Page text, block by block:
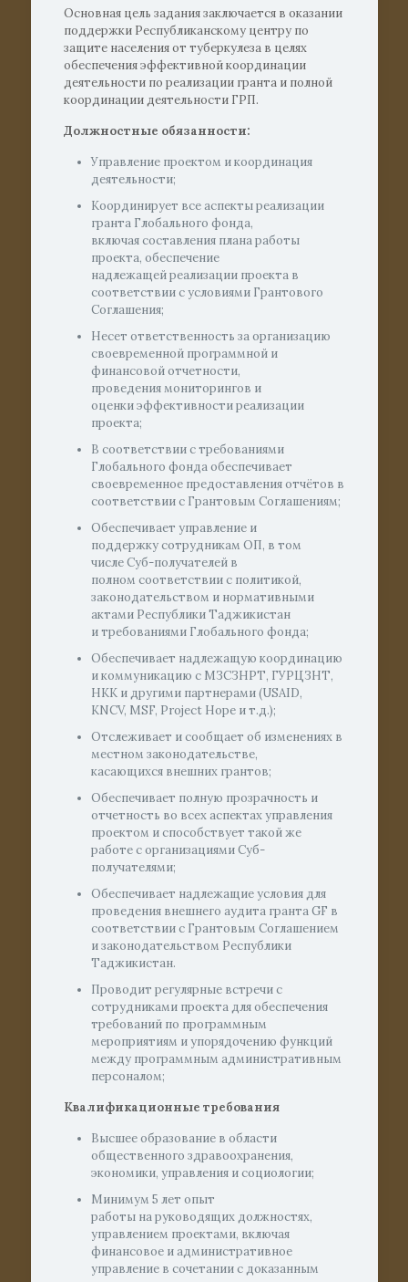
Основная цель задания заключается в оказании
поддержки Республиканскому центру по
защите населения от туберкулеза в целях
обеспечения эффективной координации
деятельности по реализации гранта и полной
координации деятельности ГРП.
Должностные обязанности:
Управление проектом и координация
деятельности;
Координирует все аспекты реализации
гранта Глобального фонда,
включая составления плана работы
проекта, обеспечение
надлежащей реализации проекта в
соответствии с условиями Грантового
Соглашения;
Несет ответственность за организацию
своевременной программной и
финансовой отчетности,
проведения мониторингов и
оценки эффективности реализации
проекта;
В соответствии с требованиями
Глобального фонда обеспечивает
своевременное предоставления отчётов в
соответствии с Грантовым Соглашениям;
Обеспечивает управление и
поддержку сотрудникам ОП, в том
числе Суб-получателей в
полном соответствии с политикой,
законодательством и нормативными
актами Республики Таджикистан
и требованиями Глобального фонда;
Обеспечивает надлежащую координацию
и коммуникацию с МЗСЗНРТ, ГУРЦЗНТ,
НКК и другими партнерами (USAID,
KNCV, MSF, Project Hope и т.д.);
Отслеживает и сообщает об изменениях в
местном законодательстве,
касающихся внешних грантов;
Обеспечивает полную прозрачность и
отчетность во всех аспектах управления
проектом и способствует такой же
работе с организациями Суб-
получателями;
Обеспечивает надлежащие условия для
проведения внешнего аудита гранта GF в
соответствии с Грантовым Соглашением
и законодательством Республики
Таджикистан.
Проводит регулярные встречи с
сотрудниками проекта для обеспечения
требований по программным
мероприятиям и упорядочению функций
между программным административным
персоналом;
Квалификационные требования
Высшее образование в области
общественного здравоохранения,
экономики, управления и социологии;
Минимум 5 лет опыт
работы на руководящих должностях,
управлением проектами, включая
финансовое и административное
управление в сочетании с доказанным